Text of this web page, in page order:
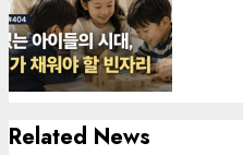
Related News